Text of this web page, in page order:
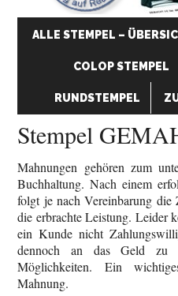
ALLE STEMPEL –
COLOP STEMPEL
RUNDSTEMPEL
Stempel
Mahnungen gehören zum
Buchhaltung. Nach einem
folgt je nach Vereinbarung
die erbrachte Leistung. Leider
ein Kunde nicht
dennoch an das Geld
Möglichkeiten. Ein
Mahnung.